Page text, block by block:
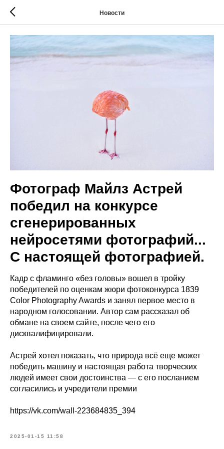
Новости
Фотограф Майлз Астрей
победил на конкурсе
сгенерированных
нейросетями фотографий...
С настоящей фотографией.
Кадр с фламинго «без головы» вошел в тройку
победителей по оценкам жюри фотоконкурса 1839
Color Photography Awards и занял первое место в
народном голосовании. Автор сам рассказал об
обмане на своем сайте, после чего его
дисквалифицировали.
Астрей хотел показать, что природа всё еще может
победить машину и настоящая работа творческих
людей имеет свои достоинства — с его посланием
согласились и учредители премии
https://vk.com/wall-223684835_394
2025-01-15 11:58